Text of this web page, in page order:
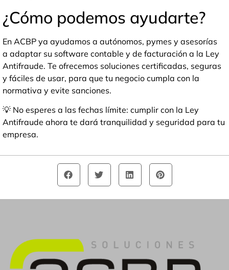
¿Cómo podemos ayudarte?
En ACBP ya ayudamos a autónomos, pymes y asesorías
a adaptar su software contable y de facturación a la Ley
Antifraude. Te ofrecemos soluciones certificadas, seguras
y fáciles de usar, para que tu negocio cumpla con la
normativa y evite sanciones.
💡 No esperes a las fechas límite: cumplir con la Ley
Antifraude ahora te dará tranquilidad y seguridad para tu
empresa.